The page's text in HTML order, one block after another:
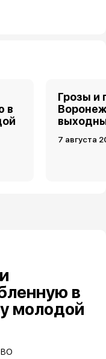
в
Грозы и
7 августа
в
молодой